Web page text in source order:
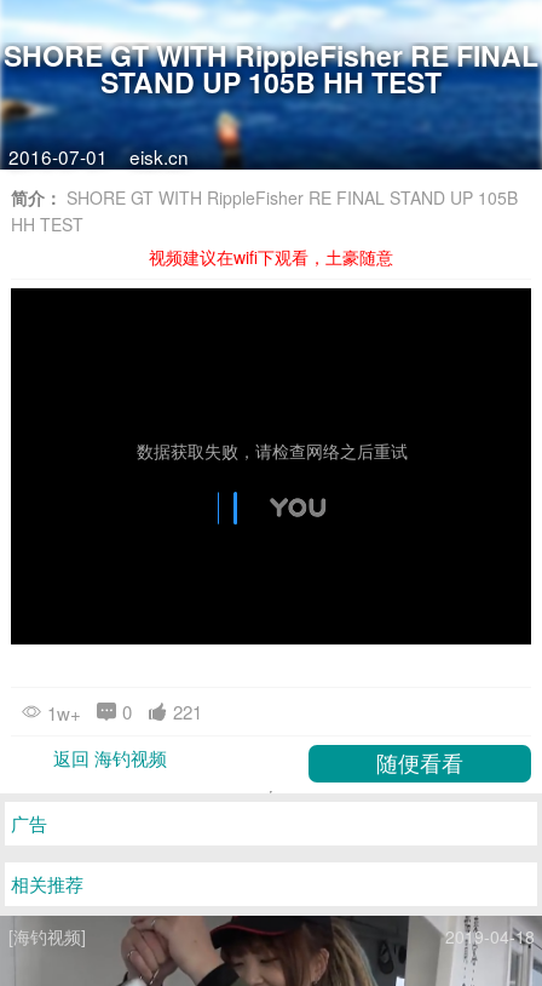
SHORE GT WITH RippleFisher RE FINAL
STAND UP 105B HH TEST
2016-07-01 eisk.cn
简介： SHORE GT WITH RippleFisher RE FINAL STAND UP 105B
HH TEST
视频建议在wifi下观看，土豪随意
1w+ 0
221
返回 海钓视频
广告
相关推荐
[海钓视频] 2019-04-18